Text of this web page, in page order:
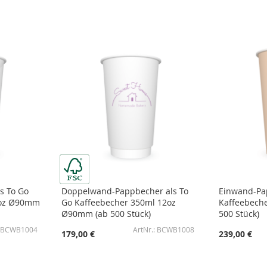
To Go
Ø90mm
BCWB1004
Doppelwand-Pappbecher als To
Go Kaffeebecher 350ml 12oz
Ø90mm (ab 500 Stück)
179,00 €
BCWB1008
Einwand-
500 Stück)
239,00 €